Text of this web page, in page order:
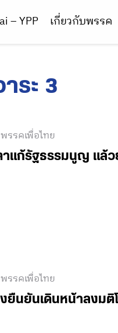
– YPP เกี่ยวกับพรรค
าระ 3
รรคเพื่อไทย
แก้รัฐธรรมนูญ แล้ว
รรคเพื่อไทย
นยันเดินหน้าลงมติ